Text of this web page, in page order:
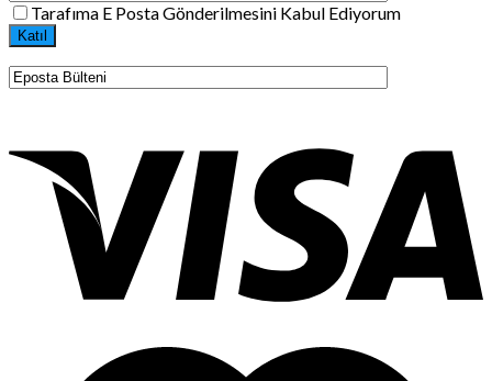
Tarafıma E Posta Gönderilmesini Kabul Ediyorum